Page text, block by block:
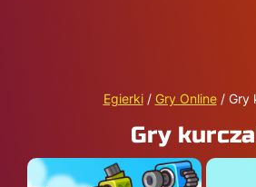
Egierki/ Gry Online/ Gry
Gry